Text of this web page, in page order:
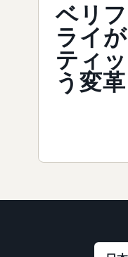
ベリ
ライ
ティ
う変